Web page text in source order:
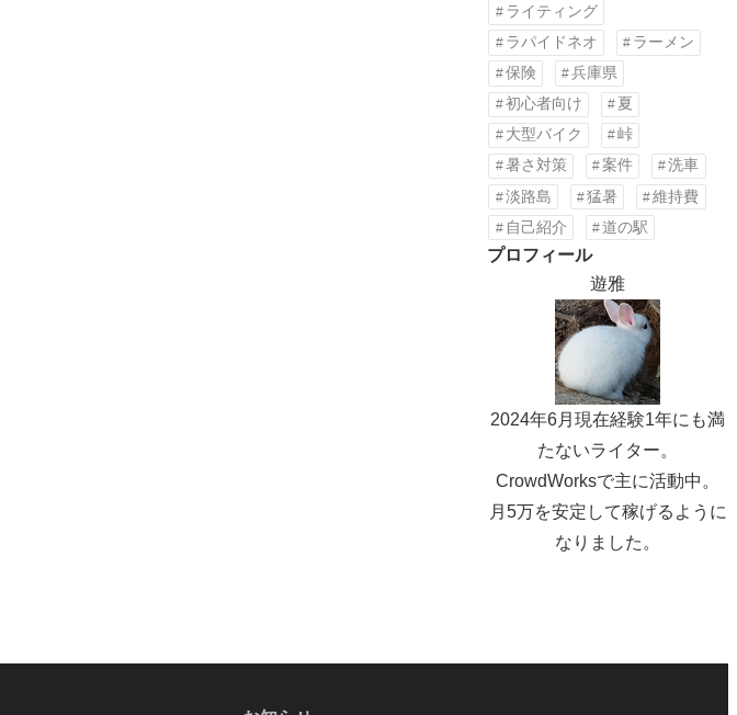
ライティング
ラパイドネオ
ラーメン
保険
兵庫県
初心者向け
夏
大型バイク
峠
暑さ対策
案件
洗車
淡路島
猛暑
維持費
自己紹介
道の駅
プロフィール
遊雅
2024年6月現在経験1年にも満
たないライター。
CrowdWorksで主に活動中。
月5万を安定して稼げるように
なりました。